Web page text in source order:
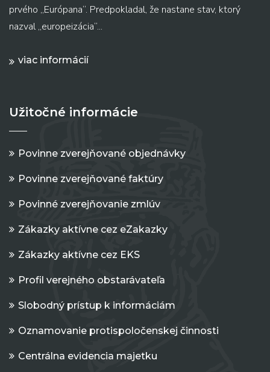
prvého „Európana“. Predpokladal, že nastane stav, ktorý
nazval „europeizácia“...
viac informácií
Užitočné informácie
Povinne zverejňované objednávky
Povinne zverejňované faktúry
Povinné zverejňovanie zmlúv
Zákazky aktívne cez eZakazky
Zákazky aktívne cez EKS
Profil verejného obstarávateľa
Slobodný prístup k informáciám
Oznamovanie protispoločenskej činnosti
Centrálna evidencia majetku